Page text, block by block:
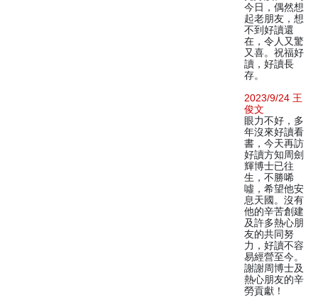
今日，偶然想
起老朋友，想
不到好讀還
在，令人又驚
又喜。祝福好
讀，好讀長
存。
2023/9/24 王
俊文
眼力不好，多
年沒來好讀看
書，今天再訪
好讀方知周劍
輝博士已往
生，不勝唏
噓，希望他安
息天國。沒有
他的辛苦創建
及許多熱心朋
友的共同努
力，好讀不容
易經營至今。
謝謝周博士及
熱心朋友的辛
勞貢獻！